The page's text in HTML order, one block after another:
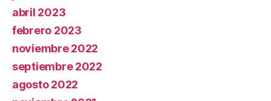
abril 2023
febrero 2023
noviembre 2022
septiembre 2022
agosto 2022